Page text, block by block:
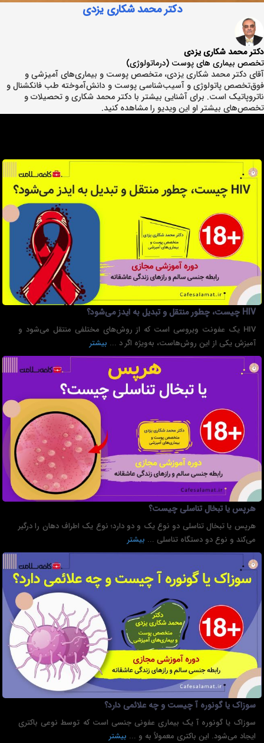
دکتر محمد شکاری یزدی
دکتر محمد شکاری یزدی
تخصص بیماری های پوست (درماتولوژی)
آقای دکتر محمد شکاری یزدی، متخصص پوست و بیماری‌های آمیزشی و
فوق‌تخصص پاتولوژی و آسیب‌شناسی پوست و دانش‌آموخته طب فانکشنال و
ناتروپاتیک است. برای آشنایی بیشتر با دکتر محمد شکاری و تحصیلات و
تخصص‌های بیشتر او این ویدیو را مشاهده کنید.
HIV چیست، چطور منتقل و تبدیل به ایدز می‌شود؟
HIV یک عفونت ویروسی است که از روش‌های مختلفی منتقل می‌شود و
آمیزش یکی از این روش‌هاست، به‌ویژه اگر د ... بیشتر
هرپس یا تبخال تناسلی چیست؟
هرپس یا تبخال تناسلی دو نوع یک و دو دارد؛ نوع یک اطراف دهان را درگیر
می‌کند و نوع دو دستگاه تناسلی ... بیشتر
سوزاک یا گونوره آ چیست و چه علائمی دارد؟
سوزاک یا گونوره آ یک بیماری عفونی جنسی است که توسط نوعی باکتری
ایجاد می‌شود. این باکتری معمولاً به و ... بیشتر